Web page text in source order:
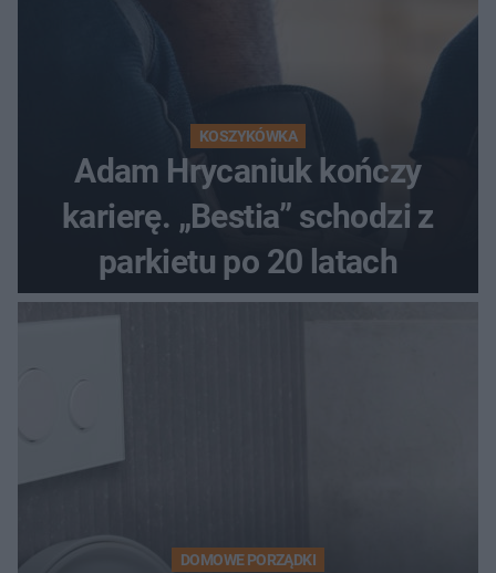
KOSZYKÓWKA
Adam Hrycaniuk kończy
karierę. „Bestia” schodzi z
parkietu po 20 latach
DOMOWE PORZĄDKI